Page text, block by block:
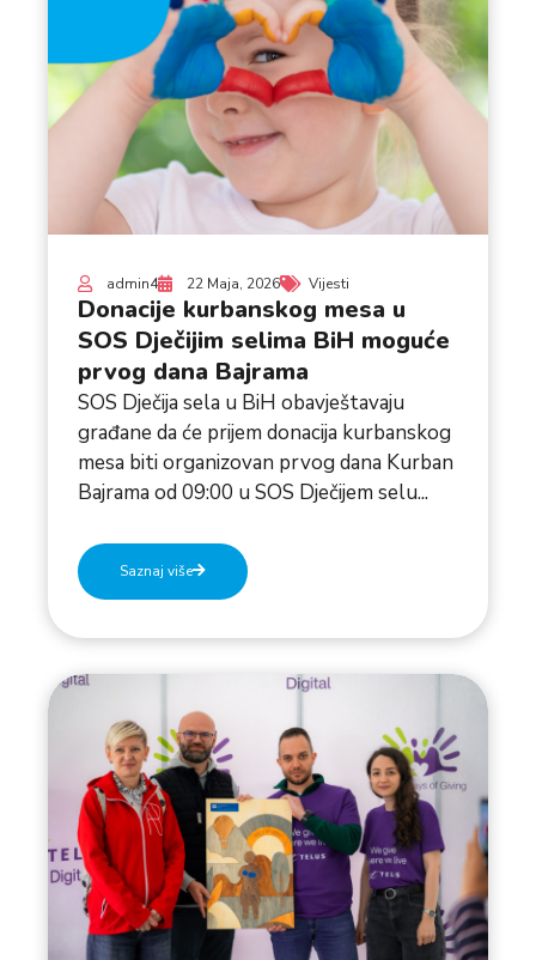
admin4 22 Maja, 2026 Vijesti
Donacije kurbanskog mesa u
SOS Dječijim selima BiH moguće
prvog dana Bajrama
SOS Dječija sela u BiH obavještavaju
građane da će prijem donacija kurbanskog
mesa biti organizovan prvog dana Kurban
Bajrama od 09:00 u SOS Dječijem selu...
Saznaj više